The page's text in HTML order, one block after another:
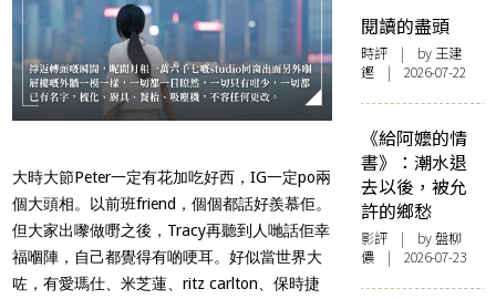
大時大節Peter一定有花加吃好西，IG一定po兩
個大頭相。以前班friend，個個都話好羨慕佢。
但大家出嚟做嘢之後，Tracy再聽到人哋話佢幸
福嗰陣，自己都覺得有啲哽耳。好似當世界大
咗，有愛瑪仕、米芝蓮、ritz carlton、保時捷
閱讀的盡頭
時評 | by 王建
鏗 | 2026-07-22
《給阿嬤的情
書》：潮水退
去以後，被允
許的鄉愁
影評 | by 盤柳
儂 | 2026-07-23